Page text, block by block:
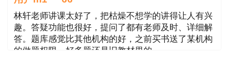
趣。答疑功能也很好，提问了都有老师及时、详细解
答。题库感觉比其他机构的好，之前买书送了某机构
的做题权限，好多题还是旧教材里的
用户m2****68